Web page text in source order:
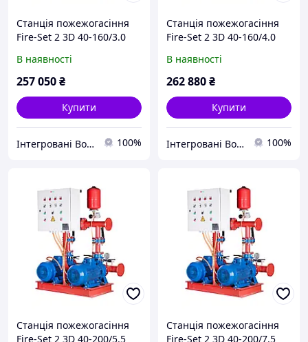
Станція пожежогасіння
Fire-Set 2 3D 40-160/3.0
(1роб+1рез)
Сертифікована ДСНС
В наявності
257 050₴
Купити
Інтегровані Водні Технології ТОВ 100%
Станція пожежогасіння
Fire-Set 2 3D 40-160/4.0
(1роб+1рез)
Сертифікована ДСНС
В наявності
262 880₴
Купити
Інтегровані Водні Технології ТОВ 100%
Станція пожежогасіння
Fire-Set 2 3D 40-200/5.5
Станція пожежогасіння
Fire-Set 2 3D 40-200/7.5